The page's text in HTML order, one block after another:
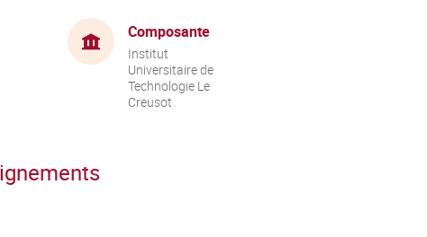
Composante
Institut
Universitaire de
Technologie Le
Creusot